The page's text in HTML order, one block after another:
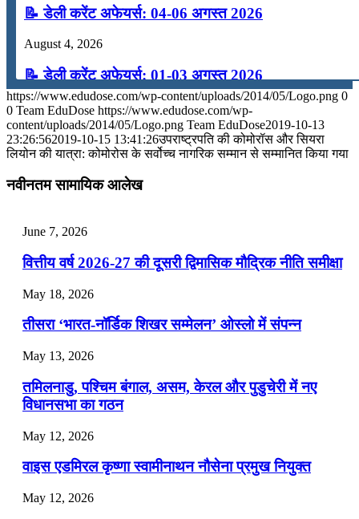
📝 डेली करेंट अफेयर्स: 04-06 अगस्त 2026
August 4, 2026
📝 डेली करेंट अफेयर्स: 01-03 अगस्त 2026
July 31, 2026
📝 डेली करेंट अफेयर्स: 28-31 जुलाई 2026
July 25, 2026
📝 डेली करेंट अफेयर्स: 22-24 जुलाई 2026
July 22, 2026
📝 डेली करेंट अफेयर्स: 19-21 जुलाई 2026
July 19, 2026
📝 डेली करेंट अफेयर्स: 16-18 जुलाई 2026
https://www.edudose.com/wp-content/uploads/2014/05/Logo.png 0
0 Team EduDose https://www.edudose.com/wp-
content/uploads/2014/05/Logo.png Team EduDose2019-10-13
23:26:562019-10-15 13:41:26उपराष्‍ट्रपति की कोमोरॉस और सियरा
लियोन की यात्रा: कोमोरोस के सर्वोच्‍च नागरिक सम्‍मान से सम्‍मानित किया गया
नवीनतम सामायिक आलेख
June 7, 2026
वित्तीय वर्ष 2026-27 की दूसरी द्विमासिक मौद्रिक नीति समीक्षा
May 18, 2026
तीसरा ‘भारत-नॉर्डिक शिखर सम्मेलन’ ओस्लो में संपन्न
May 13, 2026
तमिलनाडु, पश्चिम बंगाल, असम, केरल और पुडुचेरी में नए
विधानसभा का गठन
May 12, 2026
वाइस एडमिरल कृष्णा स्वामीनाथन नौसेना प्रमुख नियुक्त
May 12, 2026